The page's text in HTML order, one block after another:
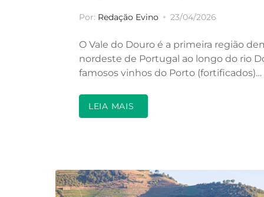
Por: Redação Evino 23/04/2026
O Vale do Douro é a primeira região
nordeste de Portugal ao longo do rio
famosos vinhos do Porto (fortificados)…
LEIA MAIS